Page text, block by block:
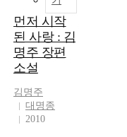
먼저 시작
된 사랑 : 김
명주 장편
소설
김명주
대명종
2010